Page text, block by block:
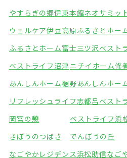
やすらぎの郷伊東本館ネオサミッ
ウェルケア伊豆高原ふるさとホー
ふるさとホーム富士三ツ沢ベスト
ベストライフ沼津ニチイホーム修
あんしんホーム裾野あんしんホー
リフレッシュライフ志都呂ベスト
岡宮の憩
ベストライフ浜
きぼうのつばさ
でんぼうの丘
なごやかレジデンス浜松助信なご